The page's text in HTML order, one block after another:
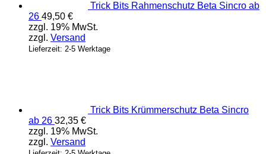
Trick Bits Rahmenschutz Beta Sincro ab
26 49,50 €
zzgl. 19% MwSt.
zzgl. Versand
Lieferzeit: 2-5 Werktage
Trick Bits Krümmerschutz Beta Sincro
ab 26 32,35 €
zzgl. 19% MwSt.
zzgl. Versand